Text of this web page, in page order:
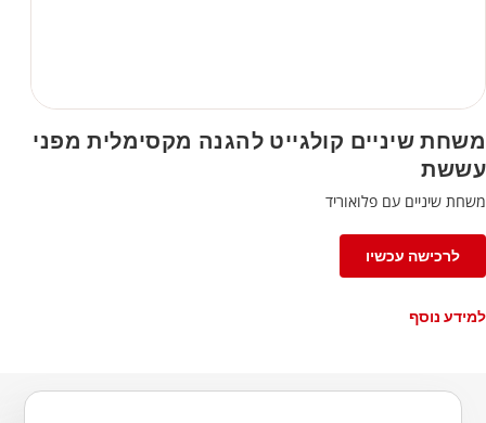
משחת שיניים קולגייט להגנה מקסימלית מפני
עששת
משחת שיניים עם פלואוריד
לרכישה עכשיו
למידע נוסף